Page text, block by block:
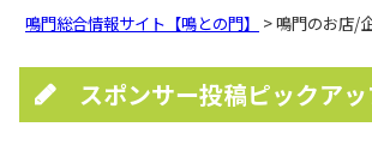
鳴門総合情報サイト【鳴との門】 > 鳴門のお店/
スポンサー投稿ピックア